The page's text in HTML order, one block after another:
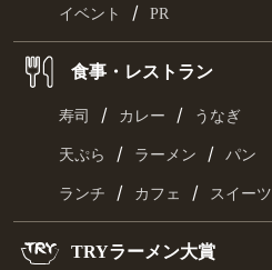
イベント / PR
食事・レストラン
寿司 / カレー / うなぎ
天ぷら / ラーメン / パン
ランチ / カフェ / スイーツ
TRYラーメン大賞